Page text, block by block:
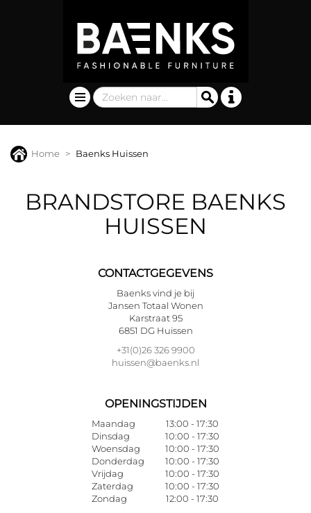
Home Baenks Huissen
BRANDSTORE BAENKS
HUISSEN
CONTACTGEGEVENS
Baenks vind je bij
Jansen Totaal Wonen
Karstraat 95
6851 DG Huissen
+31(0)26 326 9900
huissen@baenks.nl
OPENINGSTIJDEN
Maandag
13:00 - 17:30
Dinsdag
10:00 - 17:30
Woensdag
10:00 - 17:30
Donderdag 10:00 - 17:30
Vrijdag
10:00 - 17:30
Zaterdag
10:00 - 17:30
Zondag
12:00 - 17:30